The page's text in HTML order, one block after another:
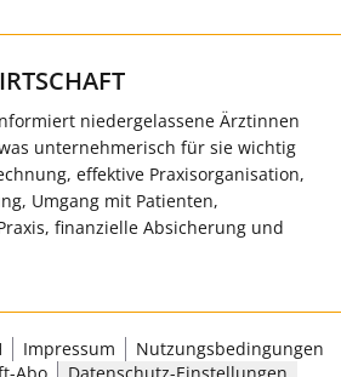
informiert niedergelassene Ärztinnen
unternehmerisch für sie wichtig
effektive Praxisorganisation,
Umgang mit Patienten,
finanzielle Absicherung und
Impressum
Nutzungsbedingungen
Abo Datenschutz-Einstellungen